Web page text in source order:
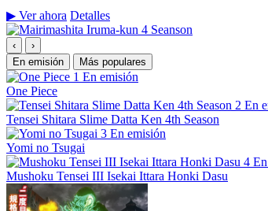
▶ Ver ahora Detalles
‹
›
En emisión
Más populares
1 En emisión
One Piece
2 En
Tensei Shitara Slime Datta Ken 4th Season
3 En emisión
Yomi no Tsugai
4
Mushoku Tensei III Isekai Ittara Honki Dasu